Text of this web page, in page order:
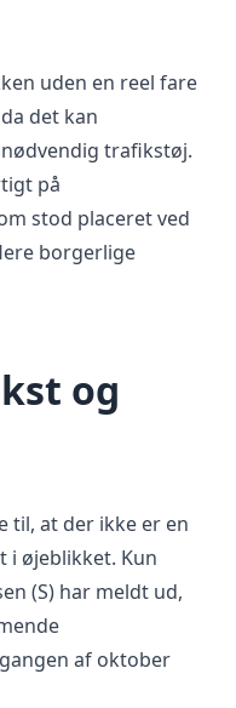
uden en reel fare
det kan
trafikstøj.
på
stod placeret ved
borgerlige
og
til, at der ikke er en
i øjeblikket. Kun
(S) har meldt ud,
af oktober